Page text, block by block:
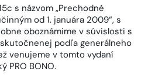
s názvom „Prechodné
od 1. januára 2009“, s
oboznámime v súvislosti s
podľa generálneho
venujeme v tomto vydaní
PRO BONO.